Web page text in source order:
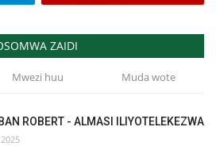
ZAIDI
Mwezi huu Muda wote
ROBERT - ALMASI ILIYOTELEKEZWA